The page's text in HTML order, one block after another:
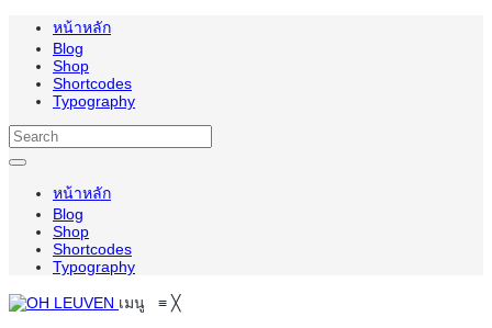
หน้าหลัก
Blog
Shop
Shortcodes
Typography
หน้าหลัก
Blog
Shop
Shortcodes
Typography
เมนู ≡ ╳